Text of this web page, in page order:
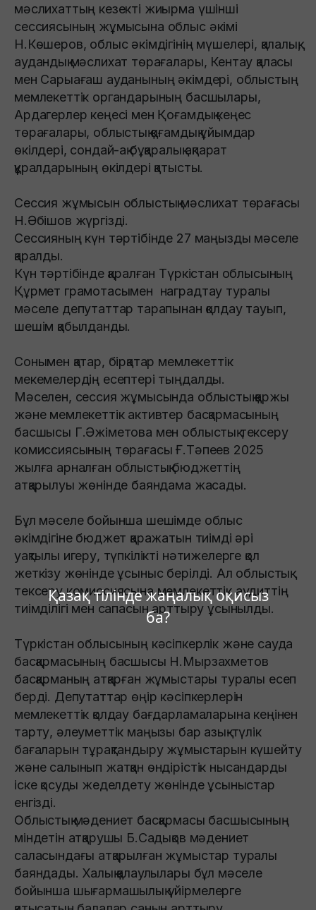
Қазақ тілінде жаңалық оқисыз
ба?
мәслихаттың кезекті жиырма үшінші
сессиясының жұмысына облыс әкімі
Н.Көшеров, облыс әкімдігінің мүшелері, қалалық,
аудандық мәслихат төрағалары, Кентау қаласы
мен Сарыағаш ауданының әкімдері, облыстың
мемлекеттік органдарының басшылары,
Ардагерлер кеңесі мен Қоғамдық кеңес
төрағалары, облыстық қоғамдық ұйымдар
өкілдері, сондай-ақ бұқаралық ақпарат
құралдарының өкілдері қатысты.
Сессия жұмысын облыстық мәслихат төрағасы
Н.Әбішов жүргізді.
Сессияның күн тәртібінде 27 маңызды мәселе
қаралды.
Күн тәртібінде қаралған Түркістан облысының
Құрмет грамотасымен наградтау туралы
мәселе депутаттар тарапынан қолдау тауып,
шешім қабылданды.
Сонымен қатар, бірқатар мемлекеттік
мекемелердің есептері тыңдалды.
Мәселен, сессия жұмысында облыстық қаржы
және мемлекеттік активтер басқармасының
басшысы Г.Әжіметова мен облыстық тексеру
комиссиясының төрағасы Ғ.Тәпеев 2025
жылға арналған облыстық бюджеттің
атқарылуы жөнінде баяндама жасады.
Бұл мәселе бойынша шешімде облыс
әкімдігіне бюджет қаражатын тиімді әрі
уақтылы игеру, түпкілікті нәтижелерге қол
жеткізу жөнінде ұсыныс берілді. Ал облыстық
тексеру комиссиясына мемлекеттік аудиттің
тиімділігі мен сапасын арттыру ұсынылды.
Түркістан облысының кәсіпкерлік және сауда
басқармасының басшысы Н.Мырзахметов
басқарманың атқарған жұмыстары туралы есеп
берді. Депутаттар өңір кәсіпкерлерін
мемлекеттік қолдау бағдарламаларына кеңінен
тарту, әлеуметтік маңызы бар азық-түлік
бағаларын тұрақтандыру жұмыстарын күшейту
және салынып жатқан өндірістік нысандарды
іске қосуды жеделдету жөнінде ұсыныстар
енгізді.
Облыстық мәдениет басқармасы басшысының
міндетін атқарушы Б.Садықов мәдениет
саласындағы атқарылған жұмыстар туралы
баяндады. Халық қалаулылары бұл мәселе
бойынша шығармашылық үйірмелерге